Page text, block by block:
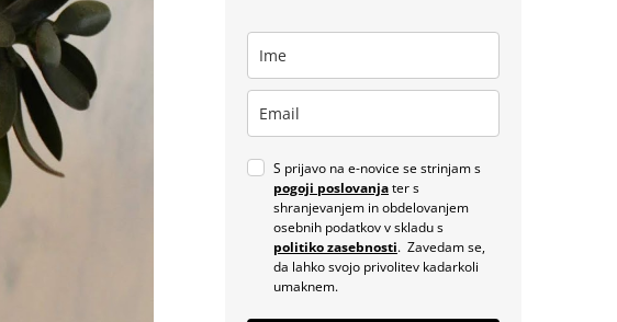
S prijavo na e-novice se strinjam s
pogoji poslovanjater s
shranjevanjem in obdelovanjem
osebnih podatkov v skladu s
politiko zasebnosti. Zavedam se,
da lahko svojo privolitev kadarkoli
umaknem.